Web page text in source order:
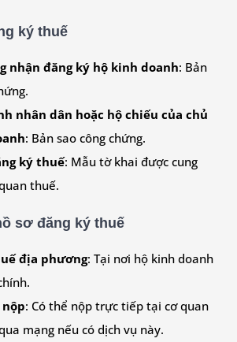
ký thuế
nhận đăng ký hộ kinh doanh: Bản
nhân dân hoặc hộ chiếu của chủ
: Bản sao công chứng.
ký thuế: Mẫu tờ khai được cung
thuế.
sơ đăng ký thuế
địa phương: Tại nơi hộ kinh doanh
: Có thể nộp trực tiếp tại cơ quan
mạng nếu có dịch vụ này.